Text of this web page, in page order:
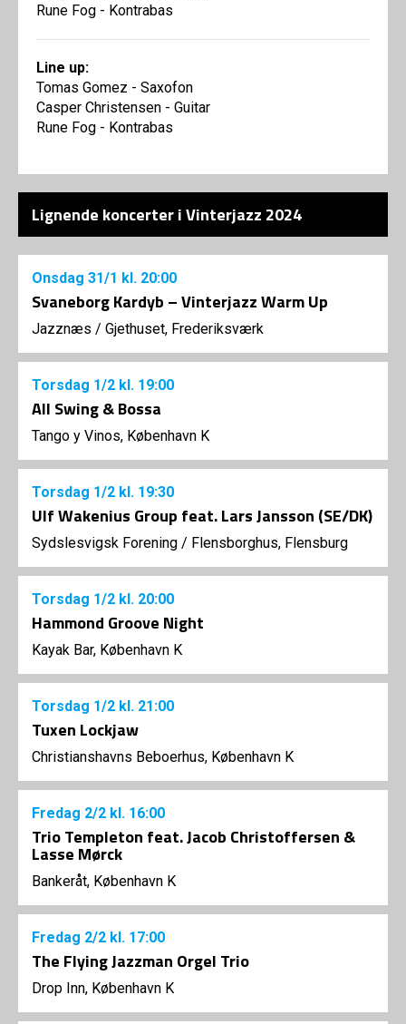
Rune Fog - Kontrabas
Line up:
Tomas Gomez - Saxofon
Casper Christensen - Guitar
Rune Fog - Kontrabas
Lignende koncerter i Vinterjazz 2024
Onsdag 31/1 kl. 20:00
Svaneborg Kardyb – Vinterjazz Warm Up
Jazznæs / Gjethuset, Frederiksværk
Torsdag 1/2 kl. 19:00
All Swing & Bossa
Tango y Vinos, København K
Torsdag 1/2 kl. 19:30
Ulf Wakenius Group feat. Lars Jansson (SE/DK)
Sydslesvigsk Forening / Flensborghus, Flensburg
Torsdag 1/2 kl. 20:00
Hammond Groove Night
Kayak Bar, København K
Torsdag 1/2 kl. 21:00
Tuxen Lockjaw
Christianshavns Beboerhus, København K
Fredag 2/2 kl. 16:00
Trio Templeton feat. Jacob Christoffersen &
Lasse Mørck
Bankeråt, København K
Fredag 2/2 kl. 17:00
The Flying Jazzman Orgel Trio
Drop Inn, København K